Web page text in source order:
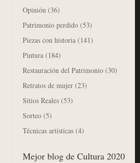
Opinión (36)
Patrimonio perdido (53)
Piezas con historia (141)
Pintura (184)
Restauración del Patrimonio (30)
Retratos de mujer (23)
Sitios Reales (53)
Sorteo (5)
Técnicas artísticas (4)
Mejor blog de Cultura 2020